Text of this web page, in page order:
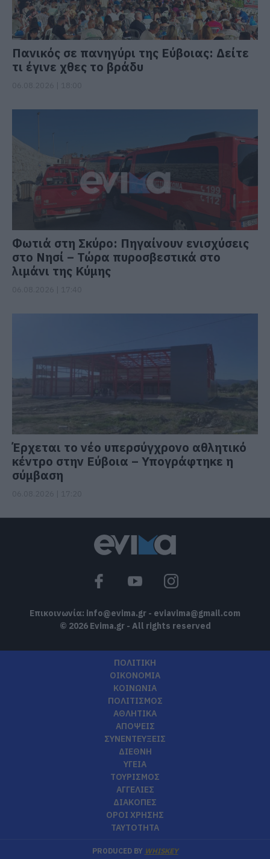
Πανικός σε πανηγύρι της Εύβοιας: Δείτε
τι έγινε χθες το βράδυ
Φωτιά στη Σκύρο: Πηγαίνουν ενισχύσεις
στο Νησί – Τώρα πυροσβεστικά στο
λιμάνι της Κύμης
Έρχεται το νέο υπερσύγχρονο αθλητικό
κέντρο στην Εύβοια – Υπογράφτηκε η
σύμβαση
Επικοινωνία: info@evima.gr - eviavima@gmail.com
© 2026 Evima.gr - All rights reserved
ΠΟΛΙΤΙΚΗ
ΟΙΚΟΝΟΜΙΑ
ΚΟΙΝΩΝΙΑ
ΠΟΛΙΤΙΣΜΟΣ
ΑΘΛΗΤΙΚΑ
ΑΠΟΨΕΙΣ
ΣΥΝΕΝΤΕΥΞΕΙΣ
ΔΙΕΘΝΗ
ΥΓΕΙΑ
ΤΟΥΡΙΣΜΟΣ
ΑΓΓΕΛΙΕΣ
ΔΙΑΚΟΠΕΣ
ΟΡΟΙ ΧΡΗΣΗΣ
ΤΑΥΤΟΤΗΤΑ
PRODUCED BY WHISKEY